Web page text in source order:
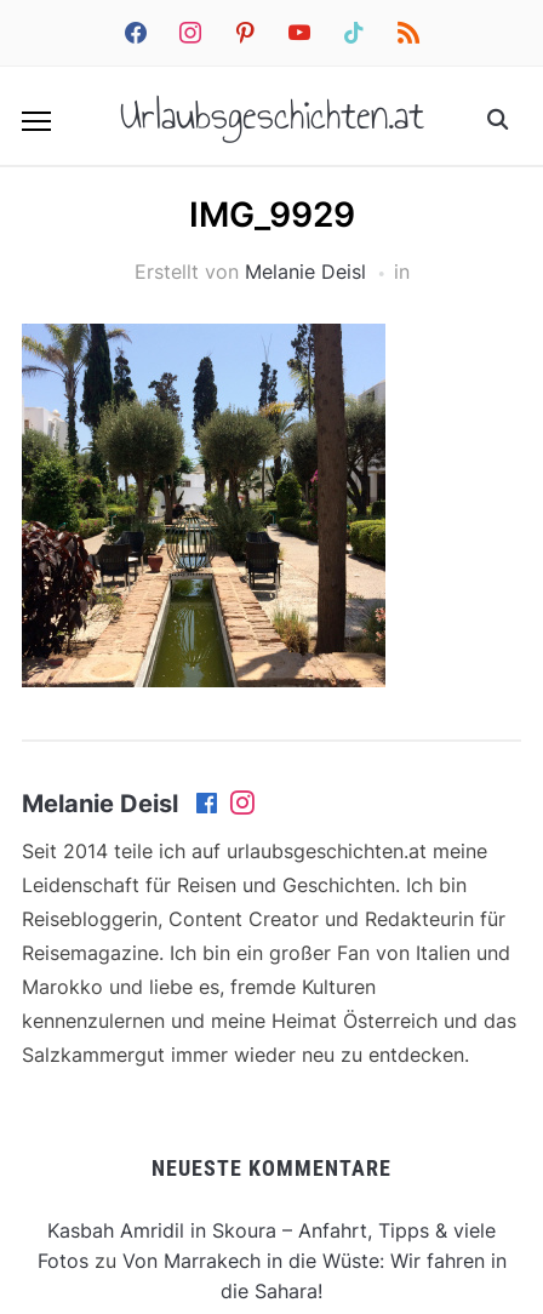
facebookinstagrampinterestyoutube tiktok rss
Urlaubsgeschichten.at
IMG_9929
Erstellt von Melanie Deisl in
Melanie Deisl
Seit 2014 teile ich auf urlaubsgeschichten.at meine
Leidenschaft für Reisen und Geschichten. Ich bin
Reisebloggerin, Content Creator und Redakteurin für
Reisemagazine. Ich bin ein großer Fan von Italien und
Marokko und liebe es, fremde Kulturen
kennenzulernen und meine Heimat Österreich und das
Salzkammergut immer wieder neu zu entdecken.
NEUESTE KOMMENTARE
Kasbah Amridil in Skoura – Anfahrt, Tipps & viele
Fotoszu Von Marrakech in die Wüste: Wir fahren in
die Sahara!